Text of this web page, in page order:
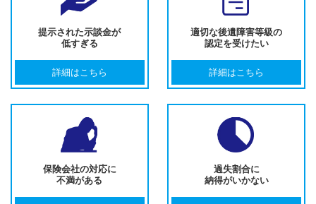
提示された示談金が
低すぎる
詳細はこちら
適切な後遺障害等級の
認定を受けたい
詳細はこちら
保険会社の対応に
不満がある
過失割合に
納得がいかない